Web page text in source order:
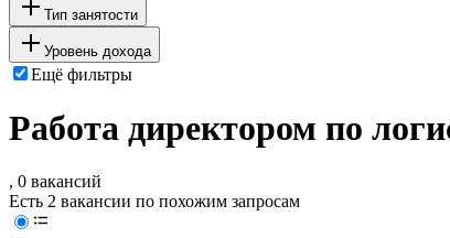
Тип занятости
Уровень дохода
Ещё фильтры
Работа директором по
, 0 вакансий
Есть 2 вакансии по похожим запросам